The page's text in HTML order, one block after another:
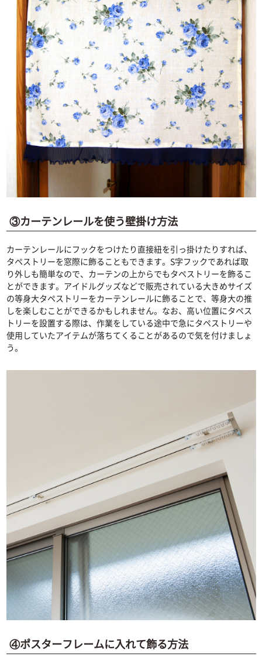
③カーテンレールを使う壁掛け方法
カーテンレールにフックをつけたり直接紐を引っ掛けたりすれば、
タペストリーを窓際に飾ることもできます。S字フックであれば取
り外しも簡単なので、カーテンの上からでもタペストリーを飾るこ
とができます。アイドルグッズなどで販売されている大きめサイズ
の等身大タペストリーをカーテンレールに飾ることで、等身大の推
しを楽しむことができるかもしれません。なお、高い位置にタペス
トリーを設置する際は、作業をしている途中で急にタペストリーや
使用していたアイテムが落ちてくることがあるので気を付けましょ
う。
④ポスターフレームに入れて飾る方法